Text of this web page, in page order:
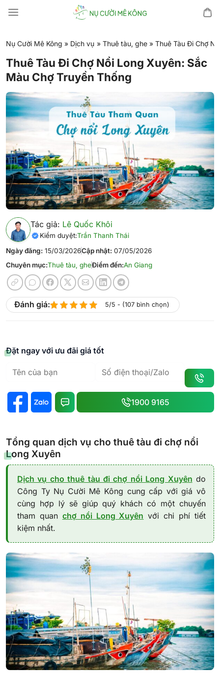
đến
dung
Nụ Cười Mê Kông » Dịch vụ » Thuê tàu, ghe » Thuê Tàu Đi Chợ
Thuê Tàu Đi Chợ Nổi Long Xuyên: Sắc
Màu Chợ Truyền Thống
Tác giả: Lê Quốc Khôi
Kiểm duyệt:Trần Thanh Thái
Ngày đăng: 15/03/2026Cập nhật: 07/05/2026
Chuyên mục:Thuê tàu, gheĐiểm đến:An Giang
Đánh giá: 5/5 - (107 bình chọn)
Đặt ngay với ưu đãi giá tốt
1900 9165
Tổng quan dịch vụ cho thuê tàu đi chợ nổi
Long Xuyên
Dịch vụ cho thuê tàu đi chợ nổi Long Xuyên do
Công Ty Nụ Cười Mê Kông cung cấp với giá vô
cùng hợp lý sẽ giúp quý khách có một chuyến
tham quan chợ nổi Long Xuyên với chi phí tiết
kiệm nhất.